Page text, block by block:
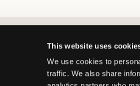
This website uses
We use cookies to
traffic. We also share